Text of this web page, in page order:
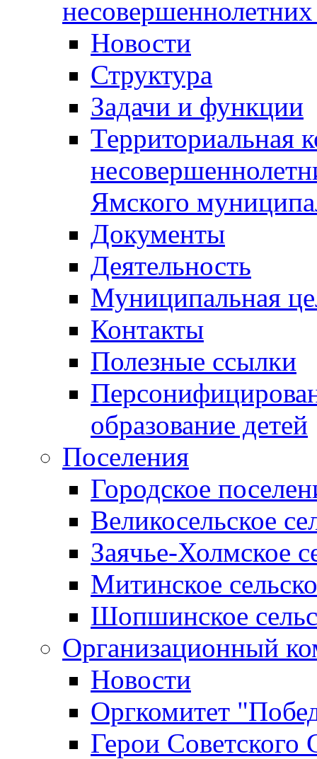
Новости
Структура
Задачи и функции
Территориальная
Ямского
Документы
Деятельность
Муниципальная
Контакты
Полезные ссылки
образование детей
Поселения
Городское
Великосельское
Заячье-Холмское
Митинское
Шопшинское
Организационный
Новости
Оргкомитет
Герои Советского